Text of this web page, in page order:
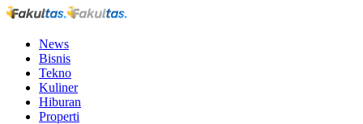
News
Bisnis
Tekno
Kuliner
Hiburan
Properti